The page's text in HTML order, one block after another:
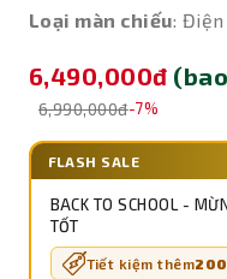
Loại màn chiếu: Điện
6,490,000đ
6,990,000đ-7%
FLASH SALE
BACK TO SCHOOL -
TỐT
Tiết kiệm thêm